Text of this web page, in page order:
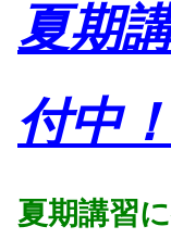
夏期
付中！
夏期講習